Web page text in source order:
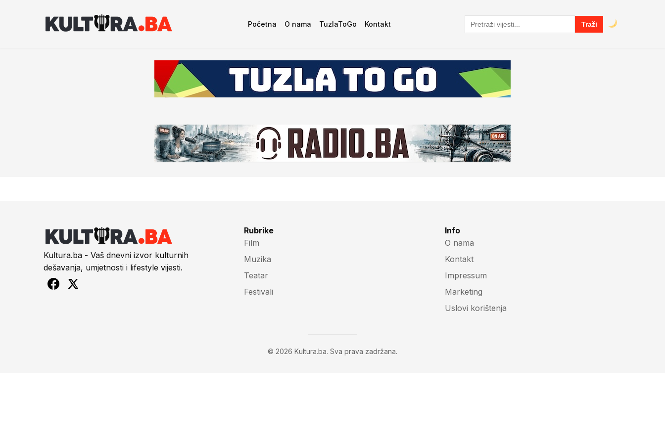
Početna O nama TuzlaToGo Kontakt
Pretraga
Traži
Kultura.ba - Vaš dnevni izvor kulturnih
dešavanja, umjetnosti i lifestyle vijesti.
Rubrike
Film
Muzika
Teatar
Festivali
Info
O nama
Kontakt
Impressum
Marketing
Uslovi korištenja
© 2026 Kultura.ba. Sva prava zadržana.